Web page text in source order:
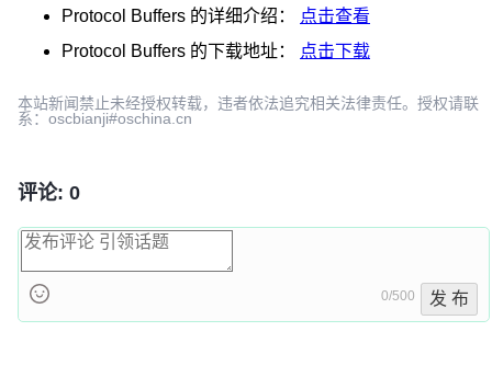
Protocol Buffers 的详细介绍：
点击查看
Protocol Buffers 的下载地址： 点击下载
本站新闻禁止未经授权转载，违者依法追究相关法律责任。授权请联
系：oscbianji#oschina.cn
评论: 0
0/500 发 布